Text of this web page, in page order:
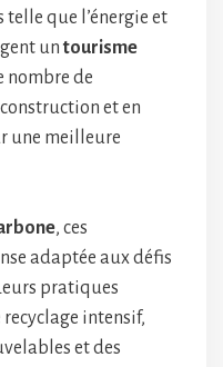
que l’énergie et
un tourisme
nombre de
et en
une meilleure
, ces
adaptée aux défis
pratiques
intensif,
et des